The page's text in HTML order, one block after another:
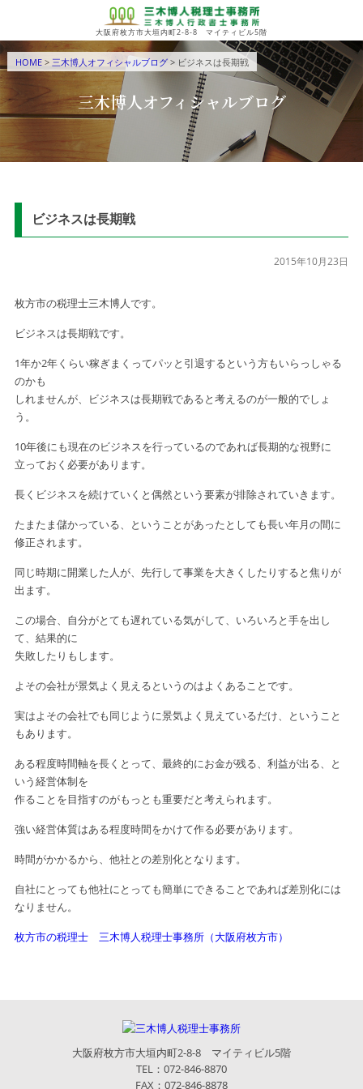
大阪府枚方市大垣内町2-8-8 マイティビル5階
HOME> 三木博人オフィシャルブログ> ビジネスは長期戦
三木博人オフィシャルブログ
ビジネスは長期戦
2015年10月23日
枚方市の税理士三木博人です。
ビジネスは長期戦です。
1年か2年くらい稼ぎまくってパッと引退するという方もいらっしゃる
のかも
しれませんが、ビジネスは長期戦であると考えるのが一般的でしょ
う。
10年後にも現在のビジネスを行っているのであれば長期的な視野に
立っておく 必要があります。
長くビジネスを続けていくと偶然という要素が排除されていきます。
たまたま儲かっている、ということがあったとしても長い年月の間に
修正されます。
同じ時期に開業した人が、先行して事業を大きくしたりすると焦りが
出ます。
この場合、自分がとても遅れている気がして、いろいろと手を出し
て、結果的に
失敗したりもします。
よその会社が景気よく見えるというのはよくあることです。
実はよその会社でも同じように景気よく見えているだけ、ということ
もあります。
ある程度時間軸を長くとって、最終的にお金が残る、利益が出る、と
いう経営体制を
作ることを目指すのがもっとも重要だと考えられます。
強い経営体質はある程度時間をかけて作る必要があります。
時間がかかるから、他社との差別化となります。
自社にとっても他社にとっても簡単にできることであれば差別化には
なりません。
枚方市の税理士 三木博人税理士事務所（大阪府枚方市）
大阪府枚方市大垣内町2-8-8 マイティビル5階
TEL：072-846-8870
FAX：072-846-8878